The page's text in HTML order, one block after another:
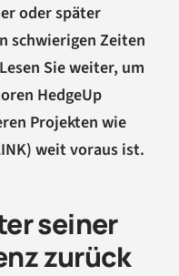
oder später
schwierigen Zeiten
Sie weiter, um
HedgeUp
Projekten wie
weit voraus ist.
seiner
zurück